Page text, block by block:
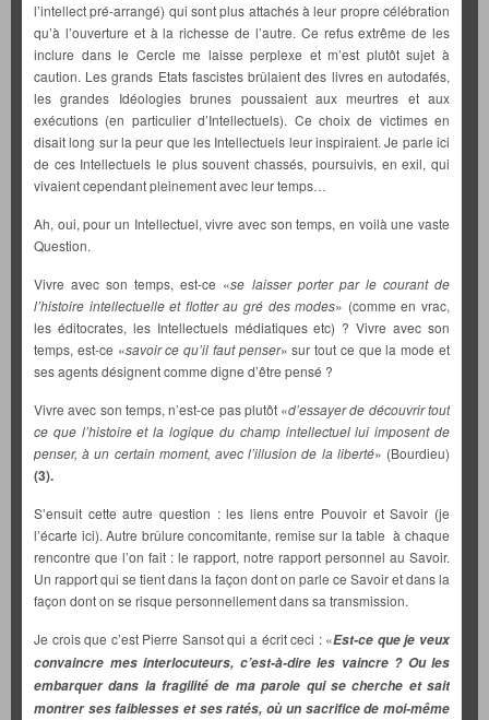
l’intellect pré-arrangé) qui sont plus attachés à leur propre célébration
qu’à l’ouverture et à la richesse de l’autre. Ce refus extrême de les
inclure dans le Cercle me laisse perplexe et m’est plutôt sujet à
caution. Les grands Etats fascistes brûlaient des livres en autodafés,
les grandes Idéologies brunes poussaient aux meurtres et aux
exécutions (en particulier d’Intellectuels). Ce choix de victimes en
disait long sur la peur que les Intellectuels leur inspiraient. Je parle ici
de ces Intellectuels le plus souvent chassés, poursuivis, en exil, qui
vivaient cependant pleinement avec leur temps…
Ah, oui, pour un Intellectuel, vivre avec son temps, en voilà une vaste
Question.
Vivre avec son temps, est-ce «se laisser porter par le courant de
l’histoire intellectuelle et flotter au gré des modes» (comme en vrac,
les éditocrates, les Intellectuels médiatiques etc) ? Vivre avec son
temps, est-ce «savoir ce qu’il faut penser» sur tout ce que la mode et
ses agents désignent comme digne d’être pensé ?
Vivre avec son temps, n’est-ce pas plutôt «d’essayer de découvrir tout
ce que l’histoire et la logique du champ intellectuel lui imposent de
penser, à un certain moment, avec l’illusion de la liberté» (Bourdieu)
(3).
S’ensuit cette autre question : les liens entre Pouvoir et Savoir (je
l’écarte ici). Autre brûlure concomitante, remise sur la table à chaque
rencontre que l’on fait : le rapport, notre rapport personnel au Savoir.
Un rapport qui se tient dans la façon dont on parle ce Savoir et dans la
façon dont on se risque personnellement dans sa transmission.
Je crois que c’est Pierre Sansot qui a écrit ceci : «Est-ce que je veux
convaincre mes interlocuteurs, c’est-à-dire les vaincre ? Ou les
embarquer dans la fragilité de ma parole qui se cherche et sait
montrer ses faiblesses et ses ratés, où un sacrifice de moi-même